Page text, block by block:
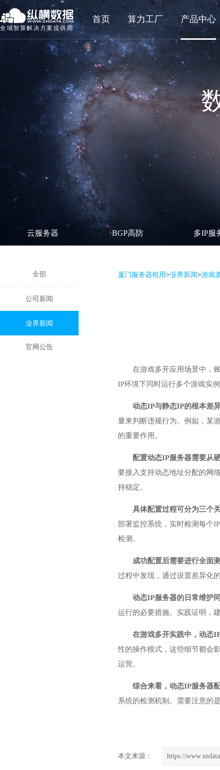
全域智算解决方案提供商
首页 算力工厂 产品中心
云服务器 BGP高防 多IP服
全部
公司新闻
业界新闻
官网公告
厦门服务器租用>业界新闻>游戏
在游戏多开应用场景中，
IP环境下同时运行多个游戏实
动态IP与静态IP的根本差
量来判断违规行为。例如，某
的重要作用。
配置动态IP服务器需要从
要接入支持动态地址分配的网
持稳定。
具体配置过程可分为三个
部署监控系统，实时检测每个
检测。
成功配置后需要进行全面
过程中发现，通过设置差异化
动态IP服务器的日常维护
运行的必要措施。实践证明，
在游戏多开实践中，动态
性的操作模式，这些细节都会
运营。
综合来看，动态IP服务器
系统的检测机制。需要注意的
本文来源： https://